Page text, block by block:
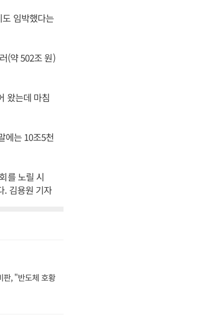
임박했다는
(약 502조 원)
왔는데 마침
에는 10조5천
를 노릴 시
. 김용원 기자
판, "반도체 호황